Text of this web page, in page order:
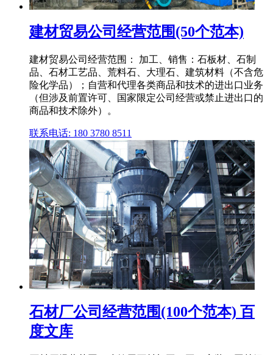
建材贸易公司经营范围(50个范本)
建材贸易公司经营范围： 加工、销售：石板材、石制
品、石材工艺品、荒料石、大理石、建筑材料（不含危
险化学品）；自营和代理各类商品和技术的进出口业务
（但涉及前置许可、国家限定公司经营或禁止进出口的
商品和技术除外）。
联系电话: 180 3780 8511
石材厂公司经营范围(100个范本) 百
度文库